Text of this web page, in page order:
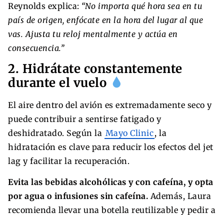
Reynolds explica: “No importa qué hora sea en tu
país de origen, enfócate en la hora del lugar al que
vas. Ajusta tu reloj mentalmente y actúa en
consecuencia.”
2. Hidrátate constantemente
durante el vuelo
El aire dentro del avión es extremadamente seco y
puede contribuir a sentirse fatigado y
deshidratado. Según la Mayo Clinic, la
hidratación es clave para reducir los efectos del jet
lag y facilitar la recuperación.
Evita las bebidas alcohólicas y con cafeína, y opta
por agua o infusiones sin cafeína. Además, Laura
recomienda llevar una botella reutilizable y pedir a